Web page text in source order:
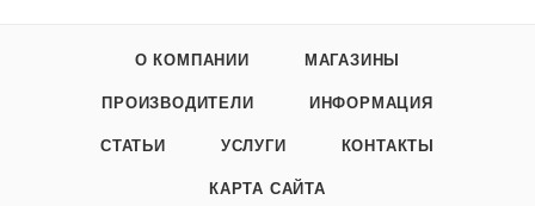
О КОМПАНИИ МАГАЗИНЫ
ПРОИЗВОДИТЕЛИ ИНФОРМАЦИЯ
СТАТЬИ УСЛУГИ КОНТАКТЫ
КАРТА САЙТА